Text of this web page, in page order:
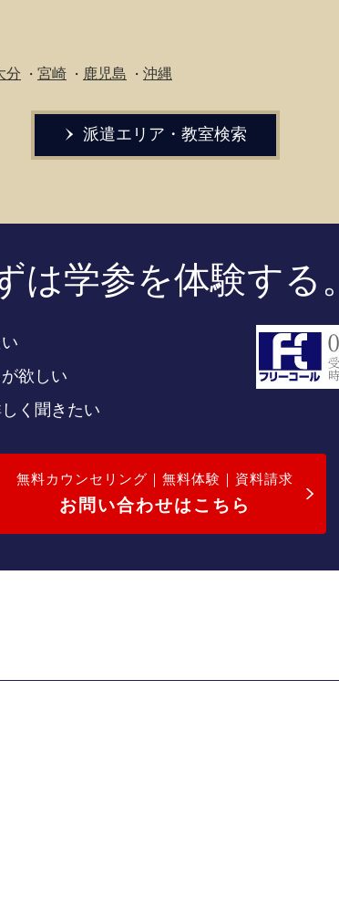
分 ・ 宮崎 ・ 鹿児島 ・ 沖縄
派遣エリア・教室検索
は学参を体験する。
欲しい
く聞きたい
無料カウンセリング｜無料体験｜資料請求
お問い合わせはこちら